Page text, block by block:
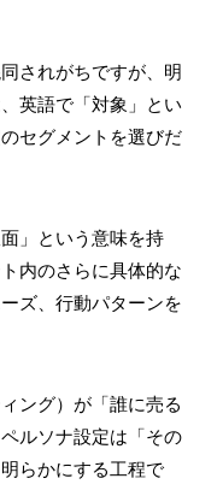
されがちですが、明
英語で「対象」とい
セグメントを選びだ
」という意味を持
内のさらに具体的な
ズ、行動パターンを
ング）が「誰に売る
ルソナ設定は「その
らかにする工程で